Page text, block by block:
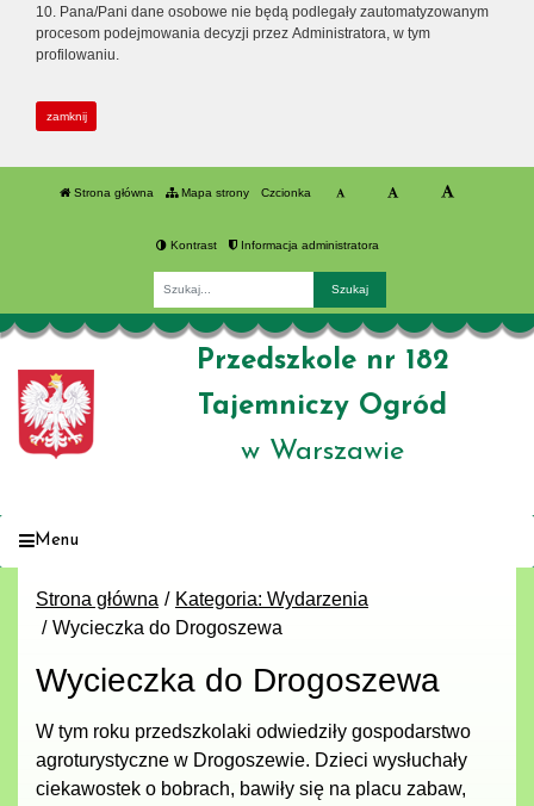
10. Pana/Pani dane osobowe nie będą podlegały zautomatyzowanym
procesom podejmowania decyzji przez Administratora, w tym
profilowaniu.
zamknij
Strona główna Mapa strony Czcionka
Kontrast Informacja administratora
Przedszkole nr 182
Tajemniczy Ogród
w Warszawie
Menu
Strona główna
Kategoria: Wydarzenia
Wycieczka do Drogoszewa
Wycieczka do Drogoszewa
W tym roku przedszkolaki odwiedziły gospodarstwo
agroturystyczne w Drogoszewie. Dzieci wysłuchały
ciekawostek o bobrach, bawiły się na placu zabaw,